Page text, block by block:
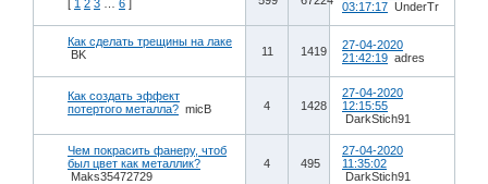
[ 1 2 3 6 ]
03:17:17 UnderTr
Как сделать трещины на лаке
BK
11 1419
27-04-2020
21:42:19 adres
Как создать эффект
потертого металла? micB 4 1428
27-04-2020
12:15:55
DarkStich91
Чем покрасить фанеру, чтоб
был цвет как металлик?
Maks35472729
4 495
27-04-2020
11:35:02
DarkStich91